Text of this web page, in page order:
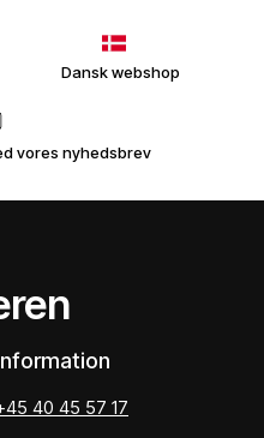
Dansk webshop
vores nyhedsbrev
40 45 57 17